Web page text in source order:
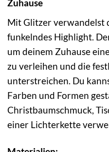
Zuhause
Mit Glitzer verwandelst
funkelndes Highlight.
um deinem Zuhause
zu verleihen und die
unterstreichen. Du
Farben und Formen
Christbaumschmuck,
einer Lichterkette